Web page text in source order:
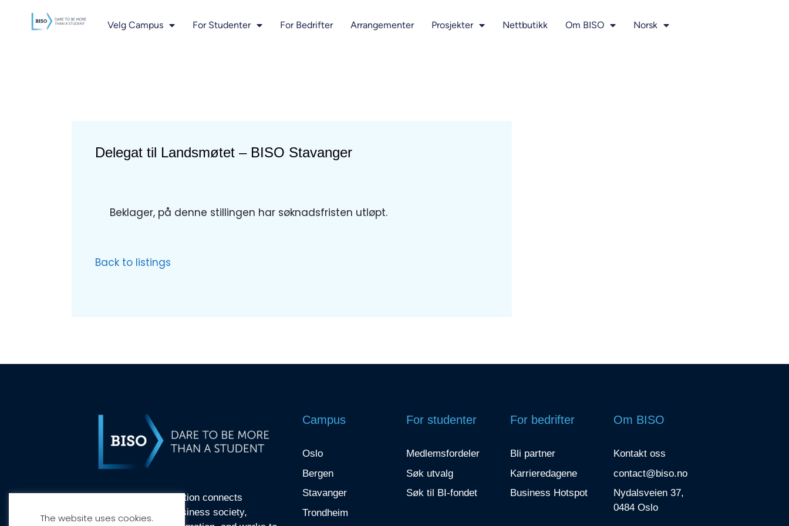
innholdet
Velg Campus For Studenter For Bedrifter Arrangementer Prosjekter Nettbutikk Om BISO Norsk
Delegat til Landsmøtet – BISO Stavanger
Beklager, på denne stillingen har søknadsfristen utløpt.
Back to listings
BI Student Organisation connects
students and the business society,
Campus
Oslo
Bergen
Stavanger
Trondheim
For studenter
Medlemsfordeler
Søk utvalg
Søk til BI-fondet
For bedrifter
Bli partner
Karrieredagene
Business Hotspot
Om BISO
Kontakt oss
contact@biso.no
Nydalsveien 37,
0484 Oslo
The website uses cookies.